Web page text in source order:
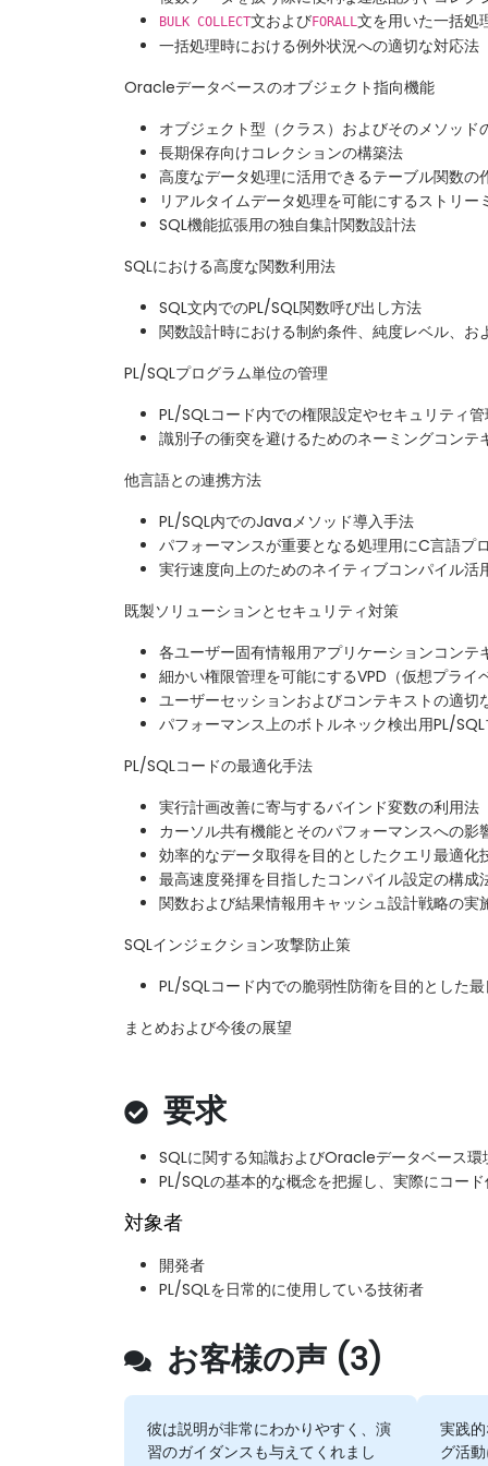
BULK COLLECT文およびFORALL文を用いた一括処
一括処理時における例外状況への適切な対応法
Oracleデータベースのオブジェクト指向機能
オブジェクト型（クラス）およびそのメソッド
長期保存向けコレクションの構築法
高度なデータ処理に活用できるテーブル関数の
リアルタイムデータ処理を可能にするストリー
SQL機能拡張用の独自集計関数設計法
SQLにおける高度な関数利用法
SQL文内でのPL/SQL関数呼び出し方法
関数設計時における制約条件、純度レベル、お
PL/SQLプログラム単位の管理
PL/SQLコード内での権限設定やセキュリティ
識別子の衝突を避けるためのネーミングコンテ
他言語との連携方法
PL/SQL内でのJavaメソッド導入手法
パフォーマンスが重要となる処理用にC言語プ
実行速度向上のためのネイティブコンパイル活
既製ソリューションとセキュリティ対策
各ユーザー固有情報用アプリケーションコンテ
細かい権限管理を可能にするVPD（仮想プライ
ユーザーセッションおよびコンテキストの適切
パフォーマンス上のボトルネック検出用PL/
PL/SQLコードの最適化手法
実行計画改善に寄与するバインド変数の利用法
カーソル共有機能とそのパフォーマンスへの影
効率的なデータ取得を目的としたクエリ最適化
最高速度発揮を目指したコンパイル設定の構成
関数および結果情報用キャッシュ設計戦略の実
SQLインジェクション攻撃防止策
PL/SQLコード内での脆弱性防衛を目的とした
まとめおよび今後の展望
要求
SQLに関する知識およびOracleデータベース環
PL/SQLの基本的な概念を把握し、実際にコー
対象者
開発者
PL/SQLを日常的に使用している技術者
お客様の声 (3)
彼は説明が非常にわかりやすく、演
習のガイダンスも与えてくれまし
実践
グ活